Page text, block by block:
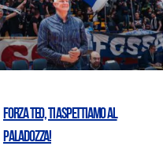
Forza Teo, ti aspettiamo al
PalaDozza!